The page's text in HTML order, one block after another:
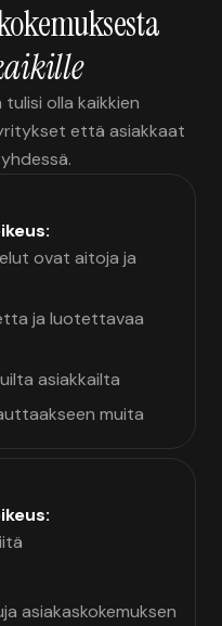
olla kaikkien
että asiakkaat
ovat aitoja ja
ja luotettavaa
asiakkailta
muita
asiakaskokemuksen